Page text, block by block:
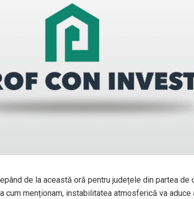
de la această oră pentru județele din partea de
cum menționam, instabilitatea atmosferică va